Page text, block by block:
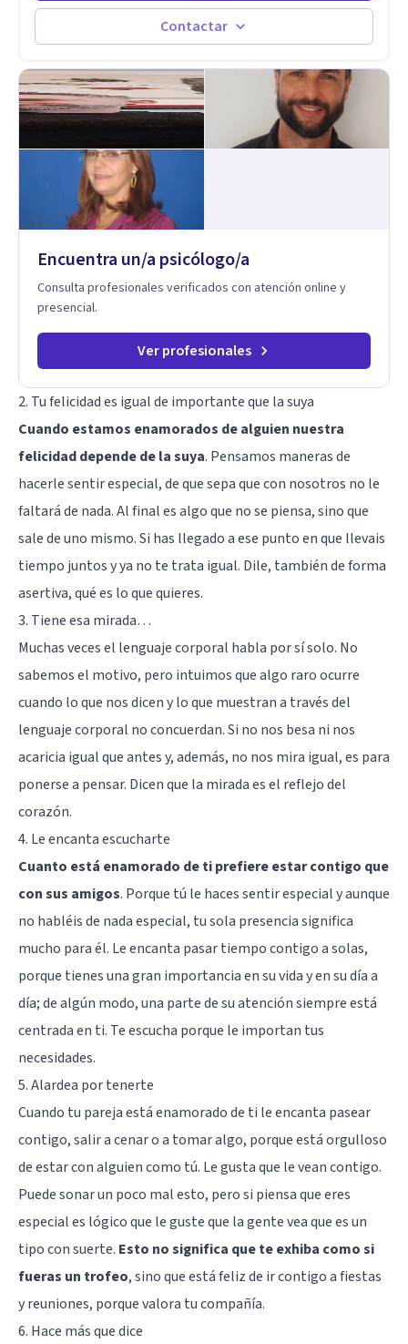
psicológicas, si no se tienen en consideración otros factores
la terapia puede no funcionar al tener una visión demasiado
simplista, excluyendo de antemano otros factores que
mejora global de tu sexualidad, considerando cada caso
como algo particular e intentando adaptarme a tu situación
personal concreta. En especial mi ámbito de trabajo es la
disfunción eréctil, la eyaculación precoz y la falta de deseo
tanto en mujeres como en hombres. La sexualidad es de
enorme importancia tanto para el bienestar físico y mental
como a nivel personal para una buena autoestima y una
relación saludable de pareja.
Contactar
Encuentra un/a psicólogo/a
Consulta profesionales verificados con atención online y
presencial.
Ver profesionales
2. Tu felicidad es igual de importante que la suya
Cuando estamos enamorados de alguien nuestra
felicidad depende de la suya. Pensamos maneras de
hacerle sentir especial, de que sepa que con nosotros no le
faltará de nada. Al final es algo que no se piensa, sino que
sale de uno mismo. Si has llegado a ese punto en que llevais
tiempo juntos y ya no te trata igual. Dile, también de forma
asertiva, qué es lo que quieres.
3. Tiene esa mirada…
Muchas veces el lenguaje corporal habla por sí solo. No
sabemos el motivo, pero intuimos que algo raro ocurre
cuando lo que nos dicen y lo que muestran a través del
lenguaje corporal no concuerdan. Si no nos besa ni nos
acaricia igual que antes y, además, no nos mira igual, es para
ponerse a pensar. Dicen que la mirada es el reflejo del
corazón.
4. Le encanta escucharte
Cuanto está enamorado de ti prefiere estar contigo que
con sus amigos. Porque tú le haces sentir especial y aunque
no habléis de nada especial, tu sola presencia significa
mucho para él. Le encanta pasar tiempo contigo a solas,
porque tienes una gran importancia en su vida y en su día a
día; de algún modo, una parte de su atención siempre está
centrada en ti. Te escucha porque le importan tus
necesidades.
5. Alardea por tenerte
Cuando tu pareja está enamorado de ti le encanta pasear
contigo, salir a cenar o a tomar algo, porque está orgulloso
de estar con alguien como tú. Le gusta que le vean contigo.
Puede sonar un poco mal esto, pero si piensa que eres
especial es lógico que le guste que la gente vea que es un
tipo con suerte. Esto no significa que te exhiba como si
fueras un trofeo, sino que está feliz de ir contigo a fiestas
y reuniones, porque valora tu compañía.
6. Hace más que dice